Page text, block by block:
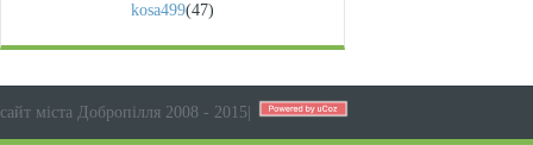
kosa499(47)
сайт міста Добропілля 2008 - 2015